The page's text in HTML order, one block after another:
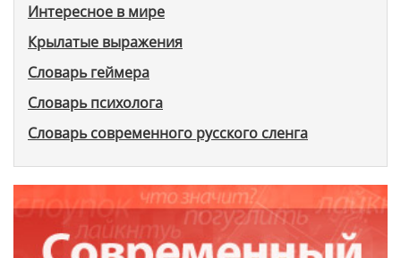
Интересное в мире
Крылатые выражения
Словарь геймера
Словарь психолога
Словарь современного русского сленга